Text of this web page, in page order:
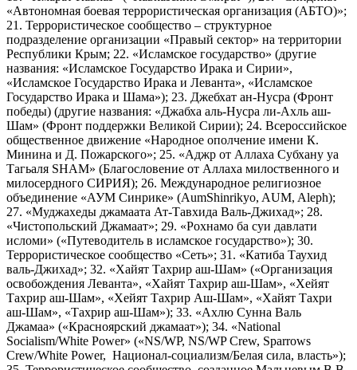
«Автономная боевая террористическая организация (АБТО)»;
21. Террористическое сообщество – структурное
подразделение организации «Правый сектор» на территории
Республики Крым; 22. «Исламское государство» (другие
названия: «Исламское Государство Ирака и Сирии»,
«Исламское Государство Ирака и Леванта», «Исламское
Государство Ирака и Шама»); 23. Джебхат ан-Нусра (Фронт
победы) (другие названия: «Джабха аль-Нусра ли-Ахль аш-
Шам» (Фронт поддержки Великой Сирии); 24. Всероссийское
общественное движение «Народное ополчение имени К.
Минина и Д. Пожарского»; 25. «Аджр от Аллаха Субхану уа
Тагьаля SHAM» (Благословение от Аллаха милоственного и
милосердного СИРИЯ); 26. Международное религиозное
объединение «АУМ Синрике» (AumShinrikyo, AUM, Aleph);
27. «Муджахеды джамаата Ат-Тавхида Валь-Джихад»; 28.
«Чистопольский Джамаат»; 29. «Рохнамо ба суи давлати
исломи» («Путеводитель в исламское государство»); 30.
Террористическое сообщество «Сеть»; 31. «Катиба Таухид
валь-Джихад»; 32. «Хайят Тахрир аш-Шам» («Организация
освобождения Леванта», «Хайят Тахрир аш-Шам», «Хейят
Тахрир аш-Шам», «Хейят Тахрир Аш-Шам», «Хайят Тахри
аш-Шам», «Тахрир аш-Шам»); 33. «Ахлю Сунна Валь
Джамаа» («Красноярский джамаат»); 34. «National
Socialism/White Power» («NS/WP, NS/WP Crew, Sparrows
Crew/White Power, Национал-социализм/Белая сила, власть»);